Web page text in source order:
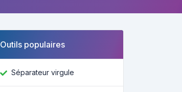
Outils populaires
Séparateur virgule